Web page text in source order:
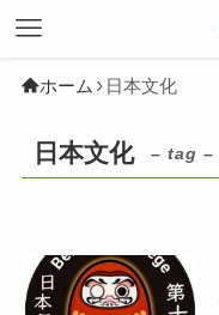
ホーム 日本文化
日本文化 – tag –